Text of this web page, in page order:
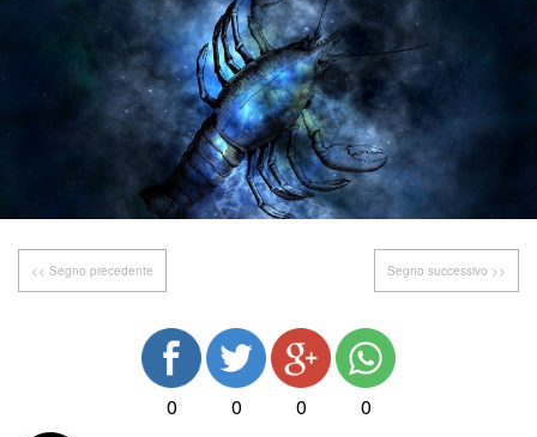
<< Segno precedente Segno successivo >>
0 0 0 0